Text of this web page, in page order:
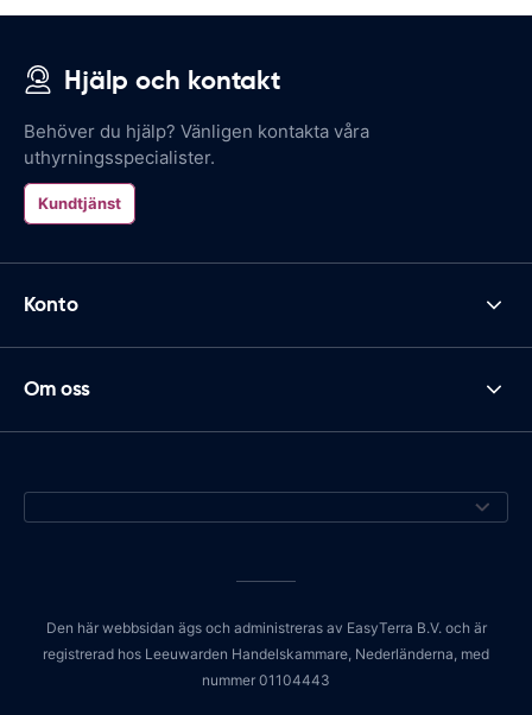
Hjälp och kontakt
Behöver du hjälp? Vänligen kontakta våra
uthyrningsspecialister.
Kundtjänst
Konto
Om oss
Den här webbsidan ägs och administreras av EasyTerra B.V. och är
registrerad hos Leeuwarden Handelskammare, Nederländerna, med
nummer 01104443